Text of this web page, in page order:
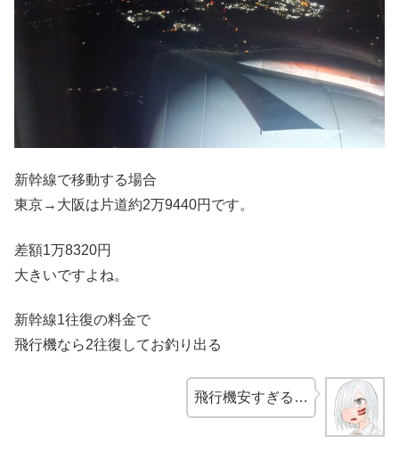
新幹線で移動する場合
東京→大阪は片道約2万9440円です。
差額1万8320円
大きいですよね。
新幹線1往復の料金で
飛行機なら2往復してお釣り出る
飛行機安すぎる…